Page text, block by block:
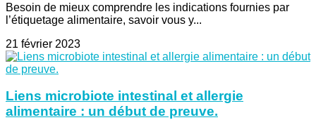
Besoin de mieux comprendre les indications fournies par
l’étiquetage alimentaire, savoir vous y...
21 février 2023
Liens microbiote intestinal et allergie
alimentaire : un début de preuve.